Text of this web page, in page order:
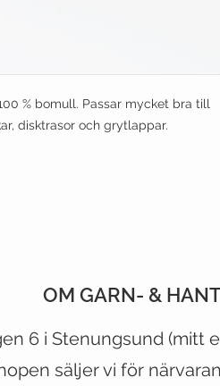
% bomull. Passar mycket bra till
disktrasor och grytlappar.
CUSTOMER CARE
Policy >
OM GARN- &
6 i Stenungsund (mitt
säljer vi för